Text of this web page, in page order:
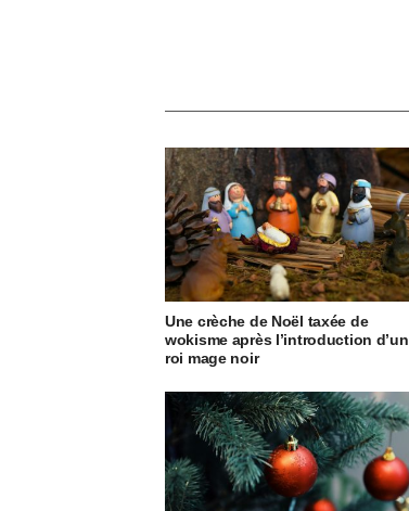
Une crèche de Noël taxée de
wokisme après l’introduction d’un
roi mage noir